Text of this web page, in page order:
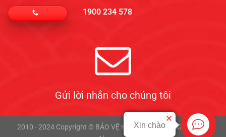
1900 234 578
Gửi lời nhắn cho chúng tôi
2010 - 2024 Copyright © BẢO VỆ HOÀNG BẢO LONG - SEO by
Xin chào